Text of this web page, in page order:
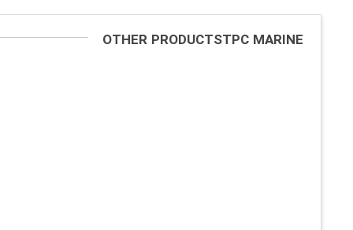
OTHER PRODUCTSTPC MARINE